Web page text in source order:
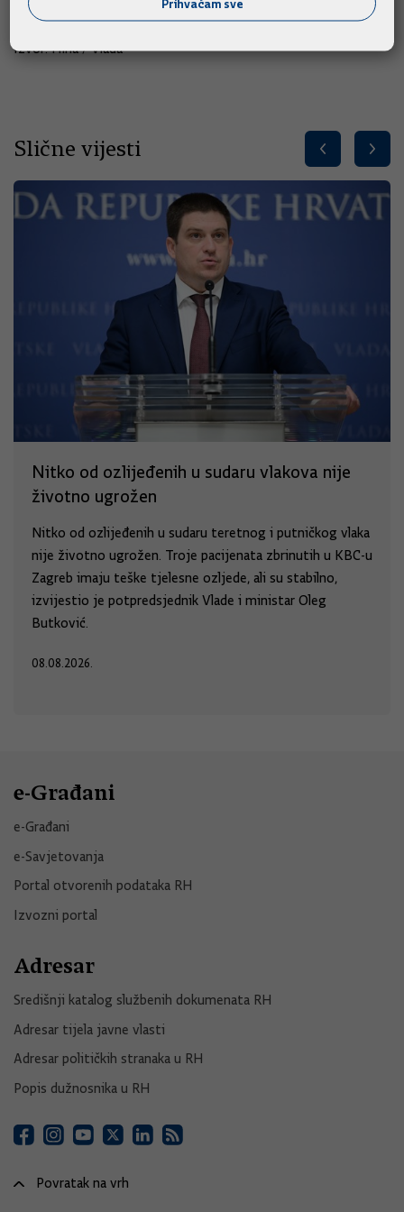
poručio je ministar.
Izvor: Hina / Vlada
Slične vijesti
Nitko od ozlijeđenih u sudaru vlakova nije
životno ugrožen
Nitko od ozlijeđenih u sudaru teretnog i putničkog vlaka
nije životno ugrožen. Troje pacijenata zbrinutih u KBC-u
Zagreb imaju teške tjelesne ozljede, ali su stabilno,
izvijestio je potpredsjednik Vlade i ministar Oleg
Butković.
08.08.2026.
e-Građani
e-Građani
e-Savjetovanja
Portal otvorenih podataka RH
Izvozni portal
Adresar
Središnji katalog službenih dokumenata RH
Adresar tijela javne vlasti
Adresar političkih stranaka u RH
Popis dužnosnika u RH
Povratak na vrh